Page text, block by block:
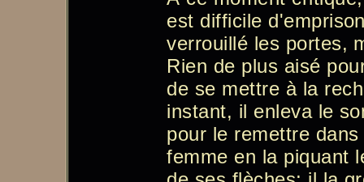
est difficile
verrouillé les portes,
Rien de plus aisé
de se mettre à la
instant, il enleva le
pour le remettre
femme en la piquant